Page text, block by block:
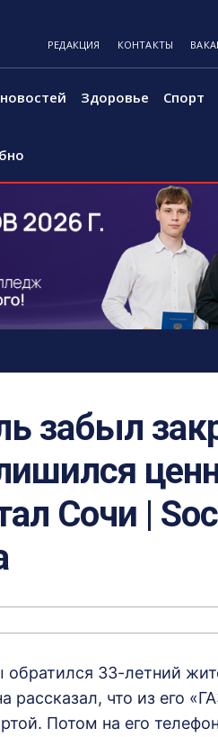
РЕДАКЦИЯ КОНТАКТЫ
Здоровье Спорт
забыл
Сочи |
обратился 33-летний
что из его
Потом на его